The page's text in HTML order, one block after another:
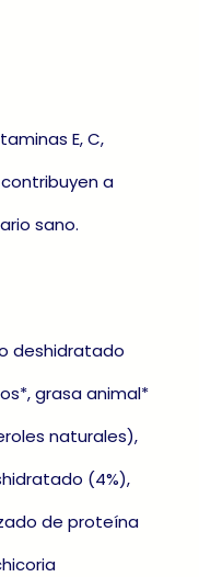
E, C,
a
sano.
deshidratado
grasa animal*
naturales),
(4%),
de proteína